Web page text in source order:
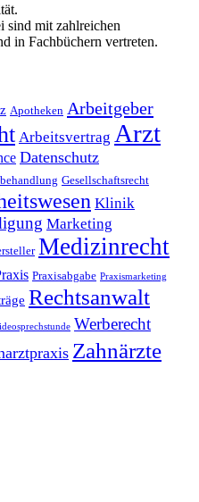
sind mit zahlreichen
in Fachbüchern vertreten.
Apotheken Arbeitgeber
Arbeitsvertrag Arzt
Datenschutz
Gesellschaftsrecht
Klinik
Marketing
Medizinrecht
Praxisabgabe Praxismarketing
Rechtsanwalt
Werberecht
Zahnärzte